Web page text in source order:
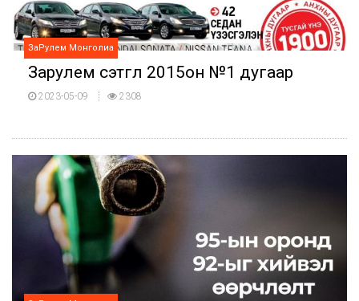
ЗаРулем Монголиа
Зарулем сэтгүүл 2015он №1 дугаар
2023-05-09 2308